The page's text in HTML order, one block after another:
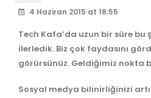
4 Haziran 2015 at 18:55
Tech Kafa’da uzun bir süre bu
ilerledik. Biz çok faydasını
görürsünüz. Geldiğimiz nokta
Sosyal medya bilinirliğinizi